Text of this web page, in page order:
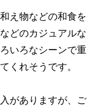
え物などの和食を
どのカジュアルな
いろなシーンで重
くれそうです。
がありますが、ご